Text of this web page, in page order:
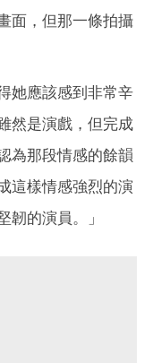
面，但那一條拍攝
她應該感到非常辛
然是演戲，但完成
為那段情感的餘韻
這樣情感強烈的演
韌的演員。」